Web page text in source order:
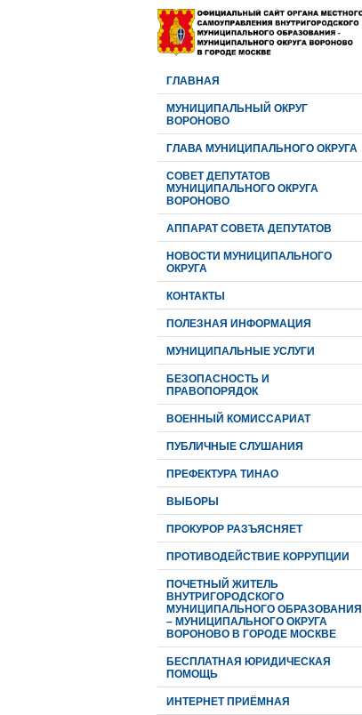
ГЛАВНАЯ
МУНИЦИПАЛЬНЫЙ ОКРУГ
ВОРОНОВО
ГЛАВА МУНИЦИПАЛЬНОГО ОКРУГА
CОВЕТ ДЕПУТАТОВ
МУНИЦИПАЛЬНОГО ОКРУГА
ВОРОНОВО
АППАРАТ СОВЕТА ДЕПУТАТОВ
НОВОСТИ МУНИЦИПАЛЬНОГО
ОКРУГА
КОНТАКТЫ
ПОЛЕЗНАЯ ИНФОРМАЦИЯ
МУНИЦИПАЛЬНЫЕ УСЛУГИ
БЕЗОПАСНОСТЬ И
ПРАВОПОРЯДОК
ВОЕННЫЙ КОМИССАРИАТ
ПУБЛИЧНЫЕ СЛУШАНИЯ
ПРЕФЕКТУРА ТИНАО
ВЫБОРЫ
ПРОКУРОР РАЗЪЯСНЯЕТ
ПРОТИВОДЕЙСТВИЕ КОРРУПЦИИ
ПОЧЕТНЫЙ ЖИТЕЛЬ
ВНУТРИГОРОДСКОГО
МУНИЦИПАЛЬНОГО ОБРАЗОВАНИЯ
– МУНИЦИПАЛЬНОГО ОКРУГА
ВОРОНОВО В ГОРОДЕ МОСКВЕ
БЕСПЛАТНАЯ ЮРИДИЧЕСКАЯ
ПОМОЩЬ
ИНТЕРНЕТ ПРИЁМНАЯ